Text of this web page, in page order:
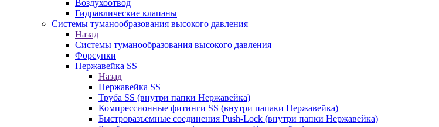
Воздухоотвод
Гидравлические клапаны
Системы туманообразования высокого давления
Назад
Системы туманообразования высокого давления
Форсунки
Нержавейка SS
Назад
Нержавейка SS
Труба SS (внутри папки Нержавейка)
Компрессионные фитинги SS (внутри папаки Нержавейка)
Быстроразъемные соединения Push-Lock (внутри папки Нержавейка)